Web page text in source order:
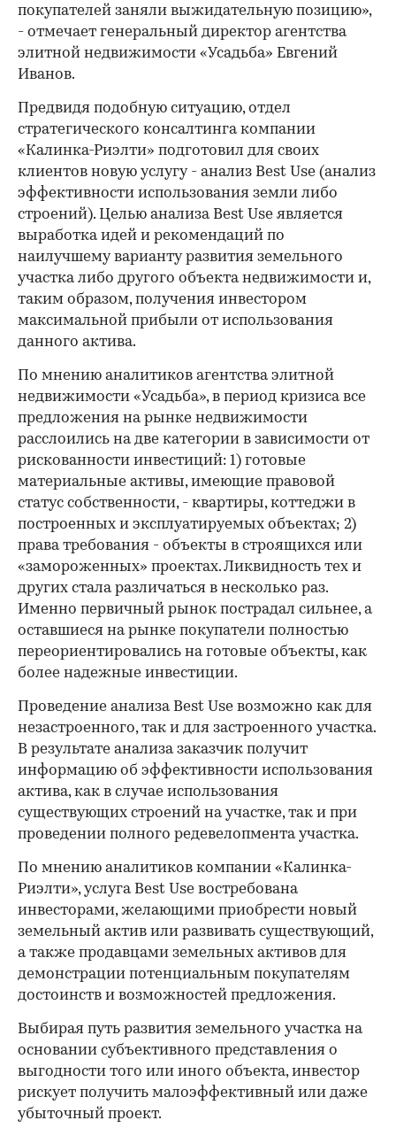
покупателей заняли выжидательную позицию»,
- отмечает генеральный директор агентства
элитной недвижимости «Усадьба» Евгений
Иванов.
Предвидя подобную ситуацию, отдел
стратегического консалтинга компании
«Калинка-Риэлти» подготовил для своих
клиентов новую услугу - анализ Best Use (анализ
эффективности использования земли либо
строений). Целью анализа Best Use является
выработка идей и рекомендаций по
наилучшему варианту развития земельного
участка либо другого объекта недвижимости и,
таким образом, получения инвестором
максимальной прибыли от использования
данного актива.
По мнению аналитиков агентства элитной
недвижимости «Усадьба», в период кризиса все
предложения на рынке недвижимости
расслоились на две категории в зависимости от
рискованности инвестиций: 1) готовые
материальные активы, имеющие правовой
статус собственности, - квартиры, коттеджи в
построенных и эксплуатируемых объектах; 2)
права требования - объекты в строящихся или
«замороженных» проектах. Ликвидность тех и
других стала различаться в несколько раз.
Именно первичный рынок пострадал сильнее, а
оставшиеся на рынке покупатели полностью
переориентировались на готовые объекты, как
более надежные инвестиции.
Проведение анализа Best Use возможно как для
незастроенного, так и для застроенного участка.
В результате анализа заказчик получит
информацию об эффективности использования
актива, как в случае использования
существующих строений на участке, так и при
проведении полного редевелопмента участка.
По мнению аналитиков компании «Калинка-
Риэлти», услуга Best Use востребована
инвесторами, желающими приобрести новый
земельный актив или развивать существующий,
а также продавцами земельных активов для
демонстрации потенциальным покупателям
достоинств и возможностей предложения.
Выбирая путь развития земельного участка на
основании субъективного представления о
выгодности того или иного объекта, инвестор
рискует получить малоэффективный или даже
убыточный проект.